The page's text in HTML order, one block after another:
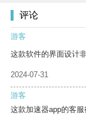
评论
游客
这款软件的界面设计
2024-07-31
游客
这款加速器app的客